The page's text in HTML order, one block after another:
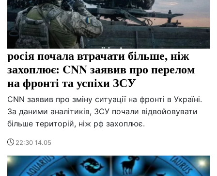
росія почала втрачати більше, ніж
захоплює: CNN заявив про перелом
на фронті та успіхи ЗСУ
CNN заявив про зміну ситуації на фронті в Україні.
За даними аналітиків, ЗСУ почали відвойовувати
більше територій, ніж рф захоплює.
22:30 14.05